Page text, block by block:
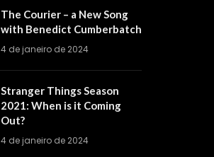
The Courier – a New Song
with Benedict Cumberbatch
4 de janeiro de 2024
Stranger Things Season
2021: When is it Coming
Out?
4 de janeiro de 2024